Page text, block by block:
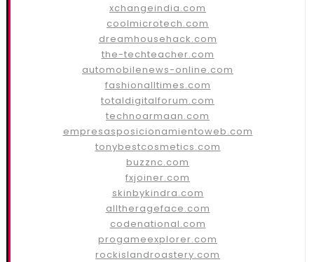
xchangeindia.com
coolmicrotech.com
dreamhousehack.com
the-techteacher.com
automobilenews-online.com
fashionalltimes.com
totaldigitalforum.com
technoarmaan.com
empresasposicionamientoweb.com
tonybestcosmetics.com
buzznc.com
fxjoiner.com
skinbykindra.com
alltherageface.com
codenational.com
progameexplorer.com
rockislandroastery.com